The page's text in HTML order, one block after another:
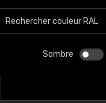
Sombre